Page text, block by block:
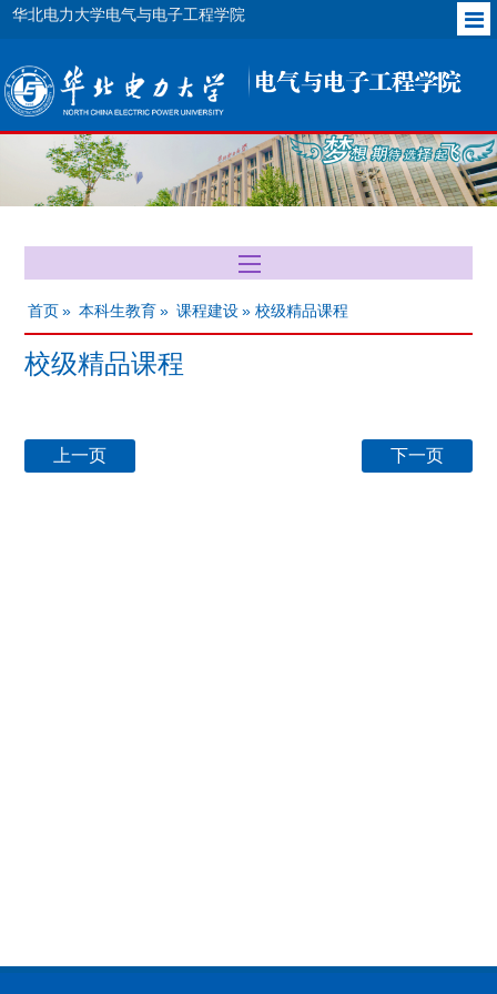
华北电力大学电气与电子工程学院
首页 » 本科生教育 » 课程建设 » 校级精品课程
校级精品课程
上一页 下一页